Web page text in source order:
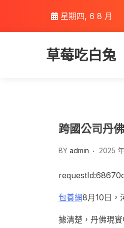
content
星期四, 6 8 月
草莓吃白兔
跨國公司丹
BY admin 2025
包養網8月10日，
據清楚，丹佛現